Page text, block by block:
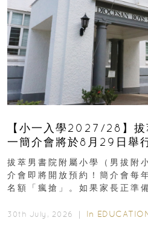
【小一入學2027/28】
一簡介會將於8月29日舉
｜更設有網上重溫
拔萃男書院附屬小學（男拔附
介會即將開放預約！簡介會每
名額「瘋搶」。如果家長正準
30th July, 2026 ｜ In